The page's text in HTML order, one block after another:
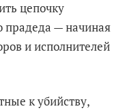
цепочку
прадеда — начиная
и исполнителей
к убийству,